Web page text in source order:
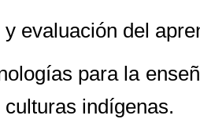
y evaluación del
para la
indígenas.